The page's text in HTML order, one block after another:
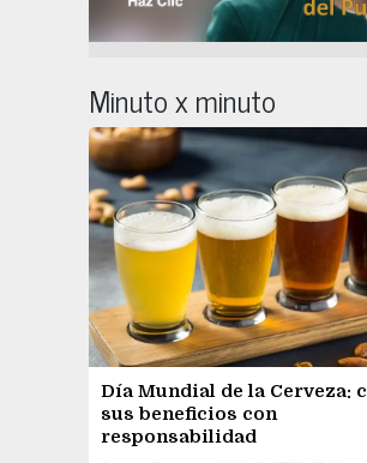
Minuto x minuto
Día Mundial de la Cerveza:
sus beneficios con
responsabilidad